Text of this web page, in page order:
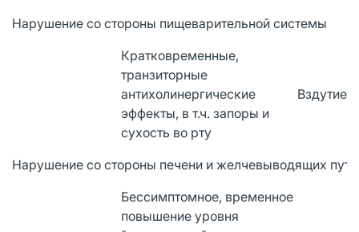
Нарушение со стороны пищеварительной системы
Кратковременные,
транзиторные
антихолинергические
эффекты, в т.ч. запоры и
сухость во рту
Вздутие
Нарушение со стороны печени и желчевыводящих
Бессимптомное, временное
повышение уровня